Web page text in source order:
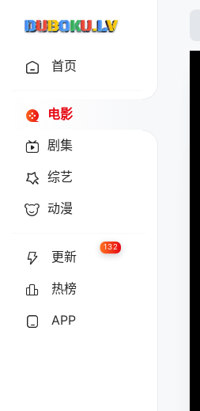
首页
电影
剧集
综艺
动漫
更新
132
热榜
APP